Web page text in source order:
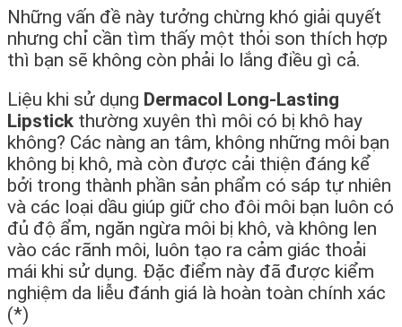
Những vấn đề này tưởng chừng khó giải quyết
nhưng chỉ cần tìm thấy một thỏi son thích hợp
thì bạn sẽ không còn phải lo lắng điều gì cả.
Liệu khi sử dụng Dermacol Long-Lasting
Lipstick thường xuyên thì môi có bị khô hay
không? Các nàng an tâm, không những môi bạn
không bị khô, mà còn được cải thiện đáng kể
bởi trong thành phần sản phẩm có sáp tự nhiên
và các loại dầu giúp giữ cho đôi môi bạn luôn có
đủ độ ẩm, ngăn ngừa môi bị khô, và không len
vào các rãnh môi, luôn tạo ra cảm giác thoải
mái khi sử dụng. Đặc điểm này đã được kiểm
nghiệm da liễu đánh giá là hoàn toàn chính xác
(*)